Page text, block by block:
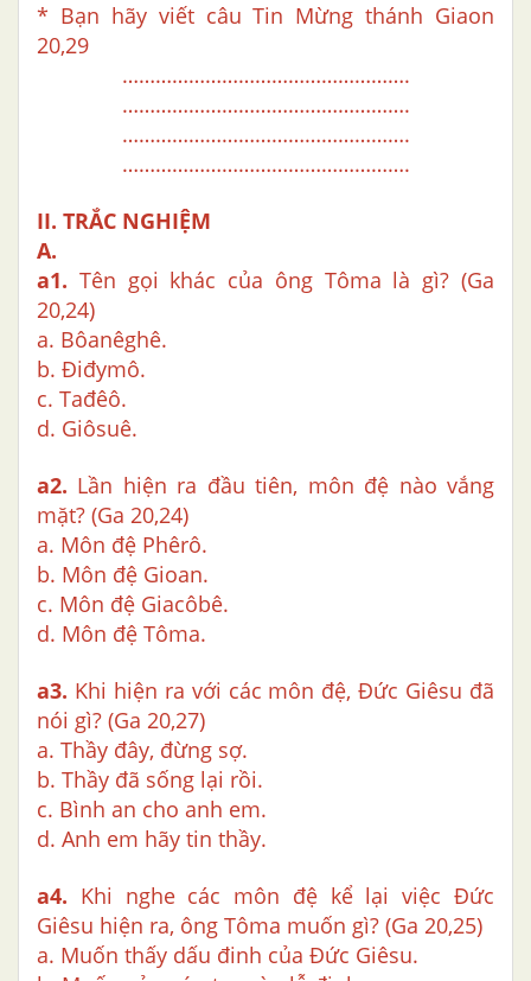
* Bạn hãy viết câu Tin Mừng thánh Giaon
20,29
…………………………………………….
…………………………………………….
…………………………………………….
…………………………………………….
II. TRẮC NGHIỆM
A.
a1. Tên gọi khác của ông Tôma là gì? (Ga
20,24)
a. Bôanêghê.
b. Điđymô.
c. Tađêô.
d. Giôsuê.
a2. Lần hiện ra đầu tiên, môn đệ nào vắng
mặt? (Ga 20,24)
a. Môn đệ Phêrô.
b. Môn đệ Gioan.
c. Môn đệ Giacôbê.
d. Môn đệ Tôma.
a3. Khi hiện ra với các môn đệ, Đức Giêsu đã
nói gì? (Ga 20,27)
a. Thầy đây, đừng sợ.
b. Thầy đã sống lại rồi.
c. Bình an cho anh em.
d. Anh em hãy tin thầy.
a4. Khi nghe các môn đệ kể lại việc Đức
Giêsu hiện ra, ông Tôma muốn gì? (Ga 20,25)
a. Muốn thấy dấu đinh của Đức Giêsu.